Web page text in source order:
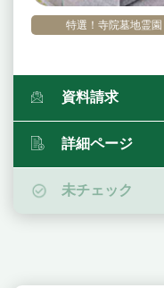
特選！寺院墓地霊園
資料請求
詳細ページ
未チェック